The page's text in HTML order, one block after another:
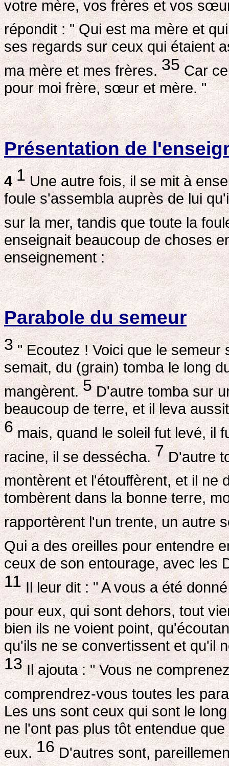
votre mère, vos frères et vos
répondit : " Qui est ma mère et
ses regards sur ceux qui étaient
ma mère et mes frères.35Car
pour moi frère, sœur et mère. "
Présentation de
4 1Une autre fois, il se mit à
foule s'assembla auprès de lui
sur la mer, tandis que toute la
enseignait beaucoup de choses
enseignement :
Parabole du semeur
3" Ecoutez ! Voici que le semeur
semait, du (grain) tomba le long
mangèrent.5D'autre tomba sur
beaucoup de terre, et il leva
6mais, quand le soleil fut levé, il
racine, il se dessécha.7D'autre
montèrent et l'étouffèrent, et il ne
tombèrent dans la bonne terre,
rapportèrent l'un trente, un autre
Qui a des oreilles pour entendre
ceux de son entourage, avec les
11Il leur dit : " A vous a été
pour eux, qui sont dehors, tout
bien ils ne voient point,
qu'ils ne se convertissent et qu'il
13Il ajouta : " Vous ne
comprendrez-vous toutes les
Les uns sont ceux qui sont le
ne l'ont pas plus tôt entendue
eux.16D'autres sont,